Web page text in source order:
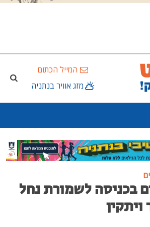
המייל הכתום
מזג אוויר בנתניה
בכניסה לשמורת נחל